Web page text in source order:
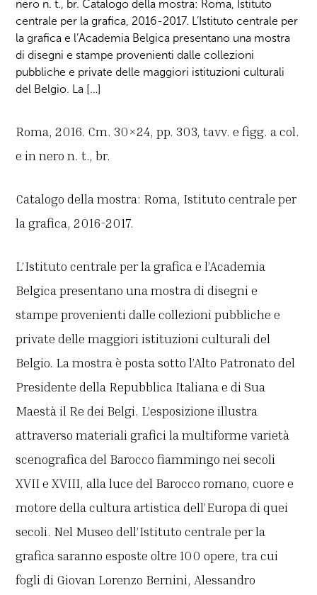
nero n. t., br. Catalogo della mostra: Roma, Istituto
centrale per la grafica, 2016-2017. L’Istituto centrale per
la grafica e l’Academia Belgica presentano una mostra
di disegni e stampe provenienti dalle collezioni
pubbliche e private delle maggiori istituzioni culturali
del Belgio. La […]
Roma, 2016. Cm. 30×24, pp. 303, tavv. e figg. a col.
e in nero n. t., br.
Catalogo della mostra: Roma, Istituto centrale per
la grafica, 2016-2017.
L’Istituto centrale per la grafica e l’Academia
Belgica presentano una mostra di disegni e
stampe provenienti dalle collezioni pubbliche e
private delle maggiori istituzioni culturali del
Belgio. La mostra è posta sotto l’Alto Patronato del
Presidente della Repubblica Italiana e di Sua
Maestà il Re dei Belgi. L’esposizione illustra
attraverso materiali grafici la multiforme varietà
scenografica del Barocco fiammingo nei secoli
XVII e XVIII, alla luce del Barocco romano, cuore e
motore della cultura artistica dell’Europa di quei
secoli. Nel Museo dell’Istituto centrale per la
grafica saranno esposte oltre 100 opere, tra cui
fogli di Giovan Lorenzo Bernini, Alessandro